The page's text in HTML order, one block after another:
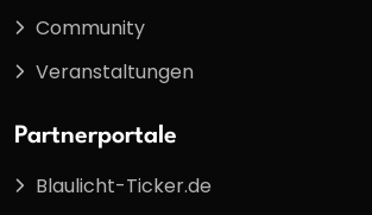
Community
Veranstaltungen
Partnerportale
Blaulicht-Ticker.de